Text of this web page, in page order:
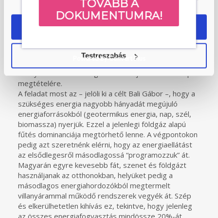
OK
Testreszabás
miszerint a 2022-es energiaválság idején mintegy
20%-kal csökkent a lakossági energiafogyasztás más
különösen a fűtés terén vagyunk pazarlók. A magyar
lakásállomány döntő többségének fűtésrendszerét
nem korszerűsítették, mert az alacsony gáz- és
megtételére.
A feladat most az – jelöli ki a célt Bali Gábor –, hogy a
szükséges energia nagyobb hányadát megújuló
energiaforrásokból (geotermikus energia, nap, szél,
biomassza) nyerjük. Ezzel a jelenlegi földgáz alapú
fűtés dominanciája megtörhető lenne. A végpontokon
pedig azt szeretnénk elérni, hogy az energiaellátást
az elsődlegesről másodlagossá “programozzuk” át.
Magyarán egyre kevesebb fát, szenet és földgázt
használjanak az otthonokban, helyüket pedig a
másodlagos energiahordozókból megtermelt
villanyárammal működő rendszerek vegyék át. Szép
és elkerülhetetlen kihívás ez, tekintve, hogy jelenleg
az összes energiafogyasztás mindössze 20%-át
TOVÁBB A
DOKUMENTUMRA!
Powered by Convert Plus